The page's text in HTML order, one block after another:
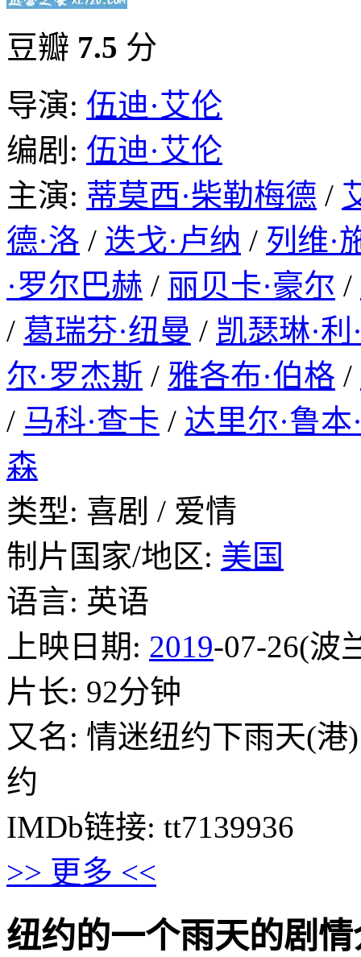
豆瓣 7.5 分
导演: 伍迪·艾伦
编剧: 伍迪·艾伦
主演: 蒂莫西·柴勒梅德 /
德·洛 / 迭戈·卢纳 / 列维·
·罗尔巴赫 / 丽贝卡·豪尔 /
/ 葛瑞芬·纽曼 / 凯瑟琳·
尔·罗杰斯 / 雅各布·伯格 /
/ 马科·查卡 / 达里尔·鲁本
森
类型: 喜剧 / 爱情
制片国家/地区: 美国
语言: 英语
上映日期: 2019-07-26(波
片长: 92分钟
又名: 情迷纽约下雨天(
约
IMDb链接: tt7139936
>> 更多 <<
纽约的一个雨天的剧情